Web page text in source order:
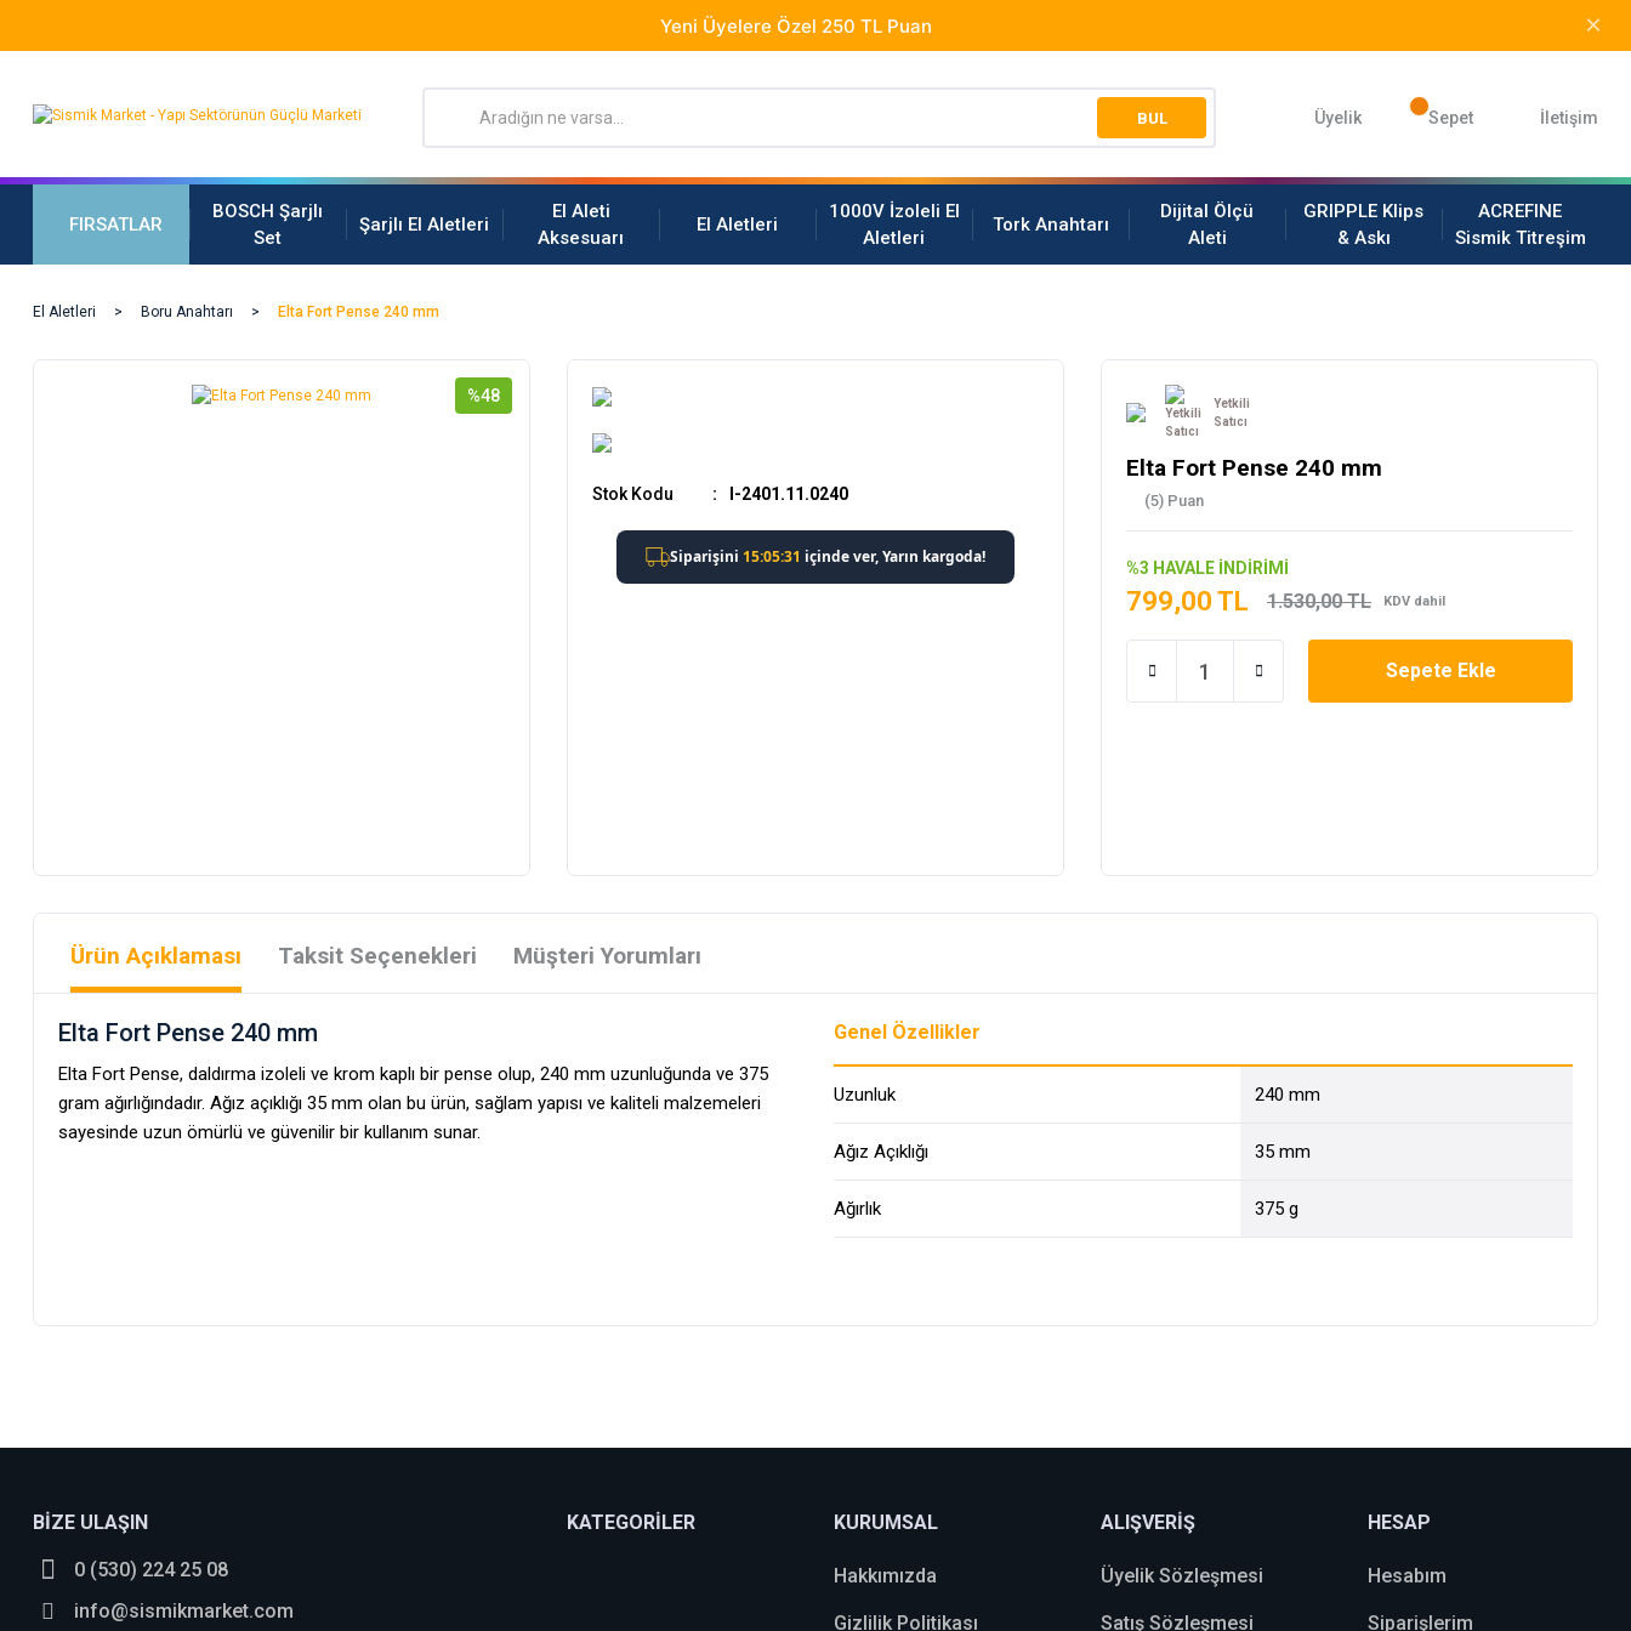
BUL Üyelik Sepet İletişim
FIRSATLAR
BOSCH Şarjlı
Set
Şarjlı El Aletleri
El Aleti
Aksesuarı
El Aletleri
1000V İzoleli El
Aletleri
Tork Anahtarı
Dijital Ölçü
Aleti
GRIPPLE Klips
& Askı
ACREFINE
Sismik Titreşim
El Aletleri Boru Anahtarı Elta Fort Pense 240 mm
%48
Stok Kodu I-2401.11.0240
Yetkili
Satıcı
Elta Fort Pense 240 mm
(5) Puan
%3 HAVALE İNDİRİMİ
799,00 TL 1.530,00 TL KDV dahil
Sepete Ekle
Ürün Açıklaması Taksit Seçenekleri Müşteri Yorumları
Elta Fort Pense 240 mm
Elta Fort Pense, daldırma izoleli ve krom kaplı bir pense olup, 240 mm uzunluğunda ve 375
gram ağırlığındadır. Ağız açıklığı 35 mm olan bu ürün, sağlam yapısı ve kaliteli malzemeleri
sayesinde uzun ömürlü ve güvenilir bir kullanım sunar.
Genel Özellikler
Uzunluk 240 mm
Ağız Açıklığı 35 mm
Ağırlık 375 g
Gerçekten kaliteli
İsmail Bingöl | 30/09/2021
Yorum Yaz
BİZE ULAŞIN
0 (530) 224 25 08
info@sismikmarket.com
KATEGORİLER KURUMSAL
Hakkımızda
Gizlilik Politikası
ALIŞVERİŞ
Üyelik Sözleşmesi
Satış Sözleşmesi
HESAP
Hesabım
Siparişlerim